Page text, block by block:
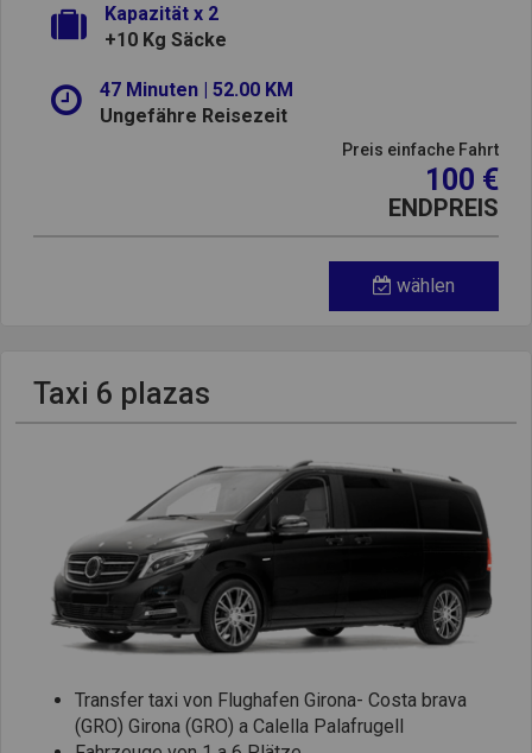
Kapazität x 2
+10 Kg Säcke
47 Minuten | 52.00 KM
Ungefähre Reisezeit
Preis einfache Fahrt
100 €
ENDPREIS
wählen
Taxi 6 plazas
Transfer taxi von Flughafen Girona- Costa brava
(GRO) Girona (GRO) a Calella Palafrugell